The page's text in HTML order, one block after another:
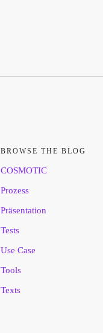
BROWSE THE BLOG
COSMOTIC
Prozess
Präsentation
Tests
Use Case
Tools
Texts